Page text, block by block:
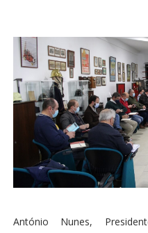
António Nunes,